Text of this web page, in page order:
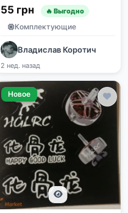
інвертори, РЕБ)
55 грн 🔥 Выгодно
Комплектующие
Владислав Коротич
2 нед. назад
Новое